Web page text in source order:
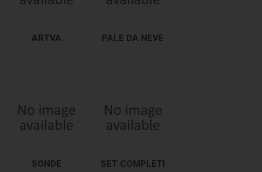
ARTVA PALE DA NEVE
SONDE SET COMPLETI